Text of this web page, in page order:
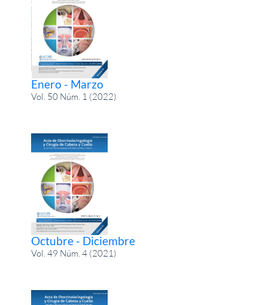
Enero - Marzo
Vol. 50 Núm. 1 (2022)
Octubre - Diciembre
Vol. 49 Núm. 4 (2021)